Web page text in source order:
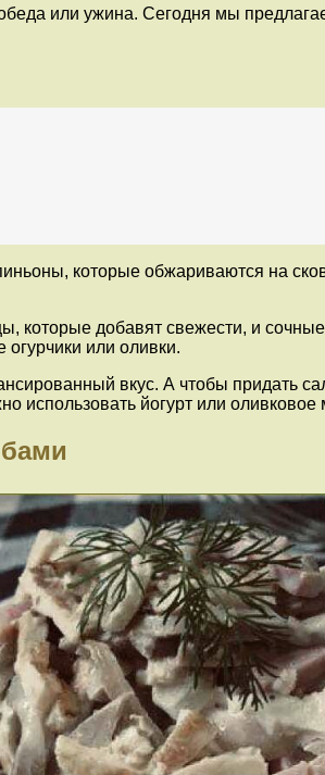
или ужина. Сегодня мы
которые обжариваются на
которые добавят свежести, и
или оливки.
вкус. А чтобы
йогурт или оливковое